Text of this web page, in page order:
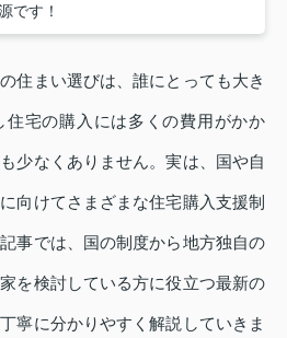
です！
住まい選びは、誰にとっても大き
住宅の購入には多くの費用がかか
少なくありません。実は、国や自
向けてさまざまな住宅購入支援制
事では、国の制度から地方独自の
を検討している方に役立つ最新の
寧に分かりやすく解説していきま